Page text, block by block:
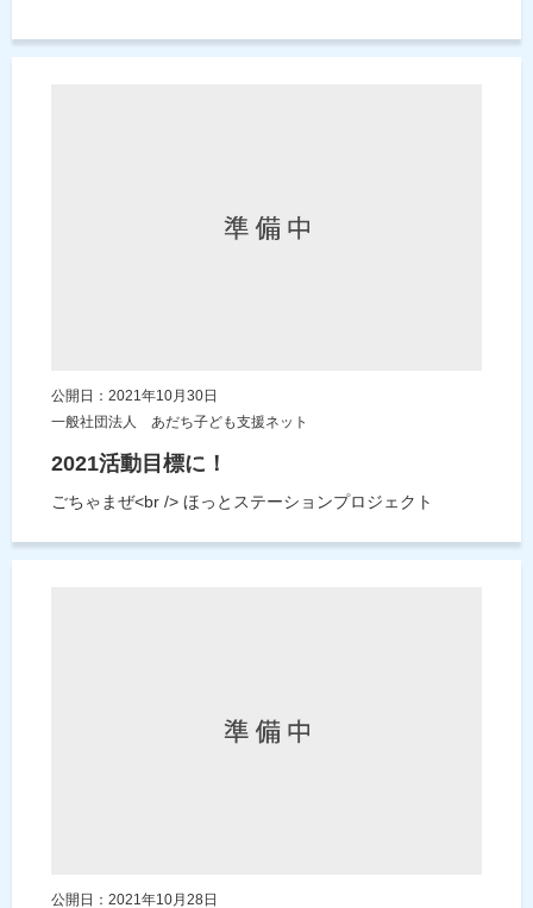
公開日：2021年10月30日
一般社団法人 あだち子ども支援ネット
2021活動目標に！
ごちゃまぜ<br /> ほっとステーションプロジェクト
公開日：2021年10月28日